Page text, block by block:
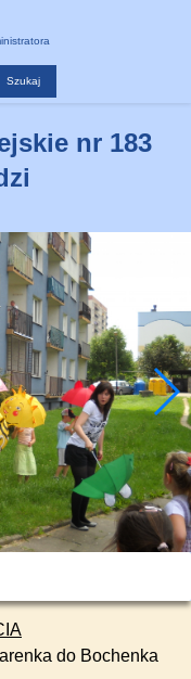
nr 183
do Bochenka